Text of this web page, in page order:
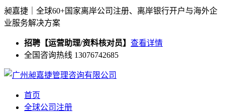
昶嘉捷｜全球60+国家离岸公司注册、离岸银行开户与海外企
业服务解决方案
招聘【运营助理/资料核对员】 查看详情
全国咨询热线 13076742685
首页
全球公司注册